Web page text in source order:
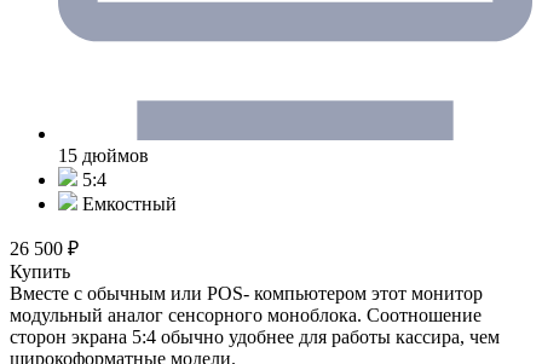
15 дюймов
5:4
Емкостный
26 500 ₽
Купить
Вместе с обычным или POS- компьютером этот монитор
модульный аналог сенсорного моноблока. Соотношение
сторон экрана 5:4 обычно удобнее для работы кассира, чем
широкоформатные модели.